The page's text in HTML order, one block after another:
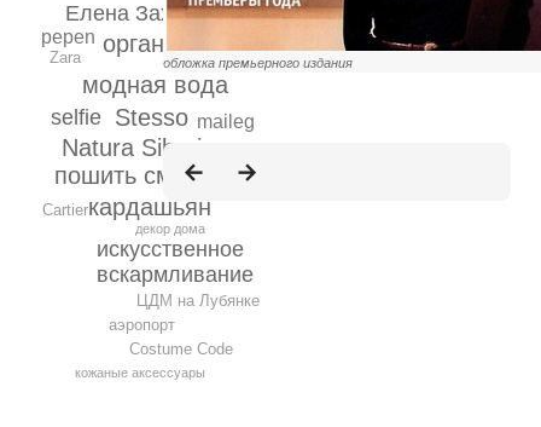
Stesso
модная вода
Natura Siberica
пошить смокинг
органайзер
кардашьян
Елена Захарова
искусственное
вскармливание
selfie maileg
pepen
ЦДМ на Лубянке
Costume Code
Cartier
Zara
аэропорт
декор дома
кожаные аксессуары
обложка премьерного издания